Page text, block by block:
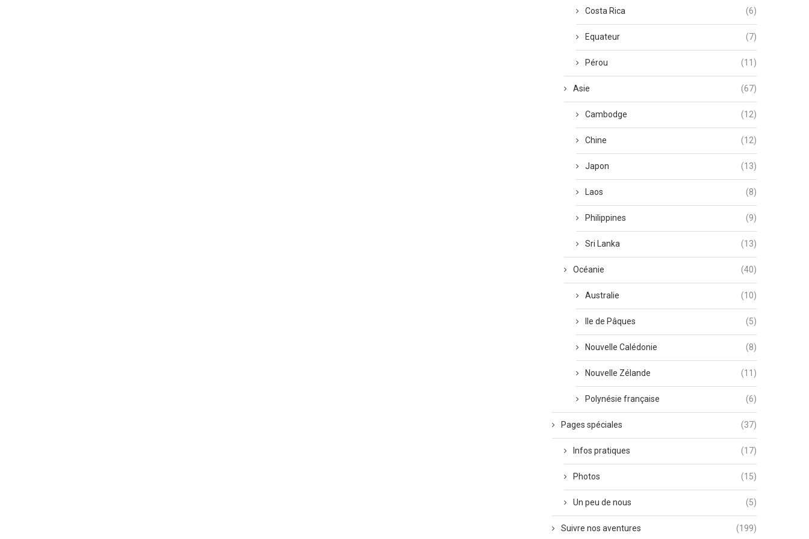
Costa Rica (6)
Equateur (7)
Pérou (11)
Asie (67)
Cambodge (12)
Chine (12)
Japon (13)
Laos (8)
Philippines (9)
Sri Lanka (13)
Océanie (40)
Australie (10)
Ile de Pâques (5)
Nouvelle Calédonie (8)
Nouvelle Zélande (11)
Polynésie française (6)
Pages spéciales (37)
Infos pratiques (17)
Photos (15)
Un peu de nous (5)
Suivre nos aventures (199)